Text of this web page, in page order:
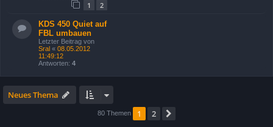
1 2
KDS 450 Quiet auf
FBL umbauen
Letzter Beitrag von
Sral « 08.05.2012
11:49:12
Antworten: 4
Neues Thema
80 Themen 1 2